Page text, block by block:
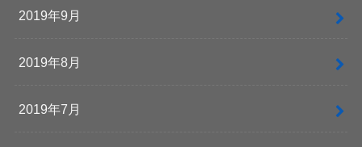
2019年9月
2019年8月
2019年7月